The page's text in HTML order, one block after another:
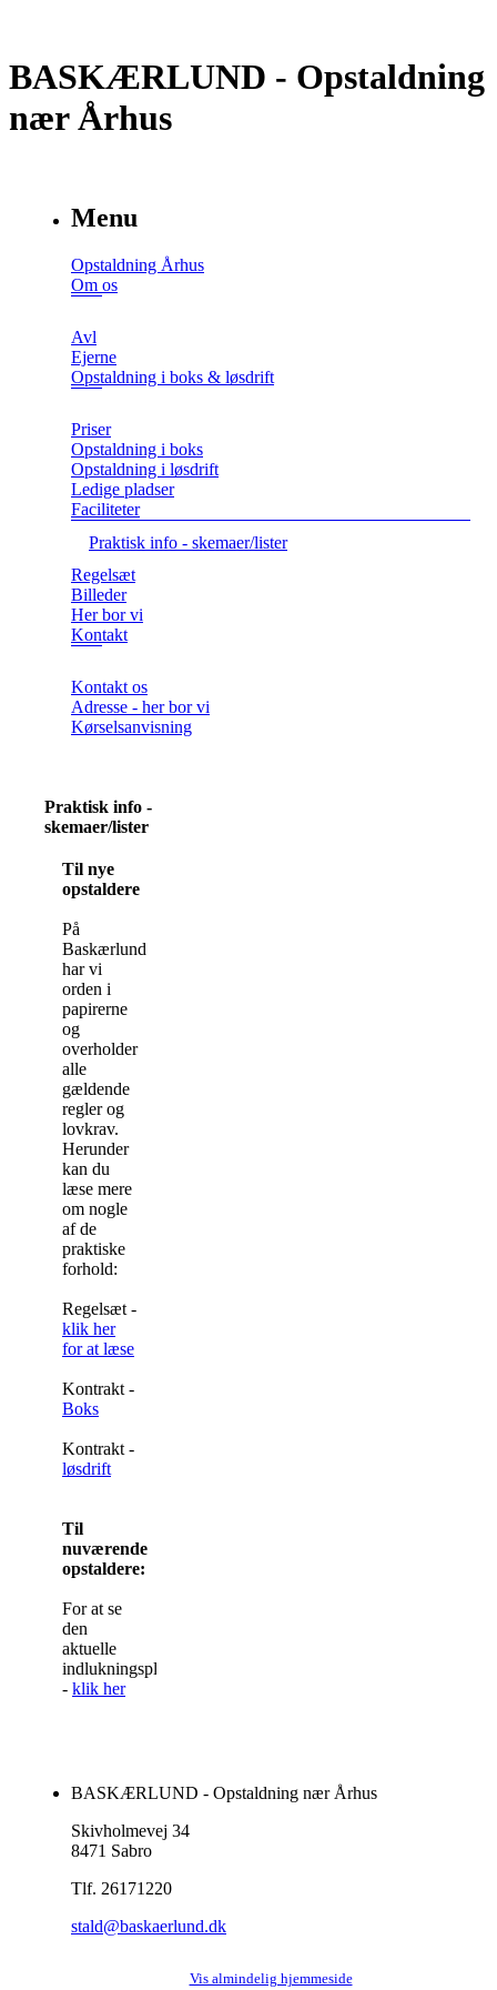
BASKÆRLUND - Opstaldning
nær Århus
Menu
Opstaldning Århus
Om os
Avl
Ejerne
Opstaldning i boks & løsdrift
Priser
Opstaldning i boks
Opstaldning i løsdrift
Ledige pladser
Faciliteter
Praktisk info - skemaer/lister
Regelsæt
Billeder
Her bor vi
Kontakt
Kontakt os
Adresse - her bor vi
Kørselsanvisning
Praktisk info -
skemaer/lister
Til nye
opstaldere
På
Baskærlund
har vi
orden i
papirerne
og
overholder
alle
gældende
regler og
lovkrav.
Herunder
kan du
læse mere
om nogle
af de
praktiske
forhold:
Regelsæt -
klik her
for at læse
Kontrakt -
Boks
Kontrakt -
løsdrift
Til
nuværende
opstaldere:
For at se
den
aktuelle
indlukningsplan
- klik her
BASKÆRLUND - Opstaldning nær Århus
Skivholmevej 34
8471 Sabro
Tlf. 26171220
stald@baskaerlund.dk
Vis almindelig hjemmeside